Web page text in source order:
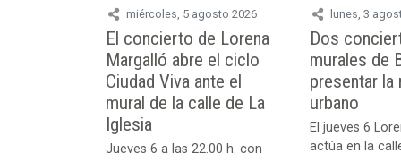
miércoles, 5 agosto 2026
El concierto de Lorena
Margalló abre el ciclo
Ciudad Viva ante el
mural de la calle de La
Iglesia
Jueves 6 a las 22.00 h. con
lunes, 3
Dos
murales de
presentar la
urbano
El jueves 6
actúa en la